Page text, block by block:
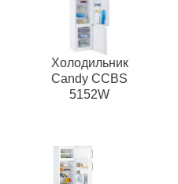
Холодильник
Candy CCBS
5152W